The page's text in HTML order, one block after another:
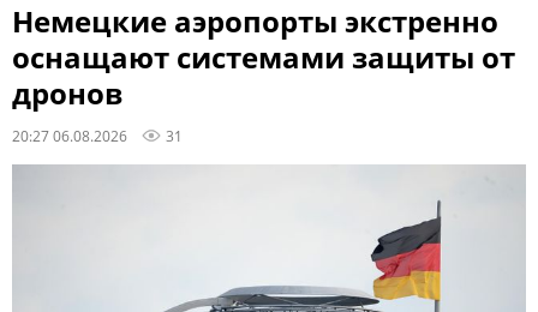
Немецкие аэропорты экстренно
оснащают системами защиты от
дронов
20:27 06.08.2026 31